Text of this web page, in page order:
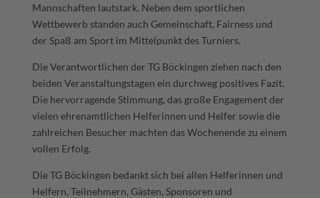
Mannschaften lautstark. Neben dem sportlichen
Wettbewerb standen auch Gemeinschaft, Fairness und
der Spaß am Sport im Mittelpunkt des Turniers.
Die Verantwortlichen der TG Böckingen ziehen nach den
beiden Veranstaltungstagen ein durchweg positives Fazit.
Die hervorragende Stimmung, das große Engagement der
vielen ehrenamtlichen Helferinnen und Helfer sowie die
zahlreichen Besucher machten das Wochenende zu einem
vollen Erfolg.
Die TG Böckingen bedankt sich bei allen Helferinnen und
Helfern, Teilnehmern, Gästen, Sponsoren und